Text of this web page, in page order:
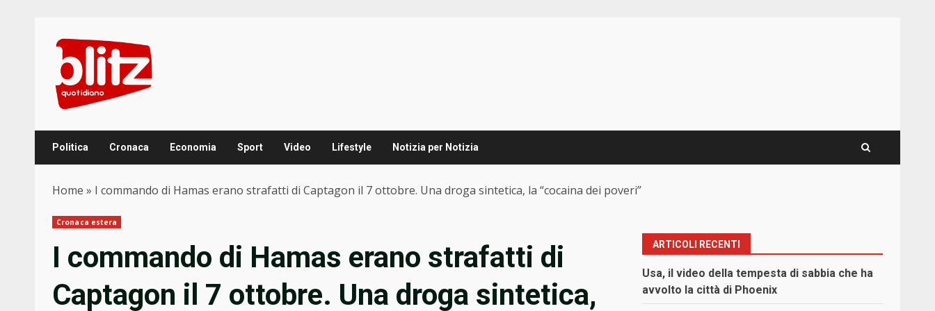
content
Politica Cronaca Economia Sport Video Lifestyle Notizia per Notizia
Home » I commando di Hamas erano strafatti di Captagon il 7 ottobre. Una droga sintetica, la “cocaina dei poveri”
Cronaca estera
I commando di Hamas erano strafatti di
Captagon il 7 ottobre. Una droga sintetica,
ARTICOLI RECENTI
Usa, il video della tempesta di sabbia che ha
avvolto la città di Phoenix